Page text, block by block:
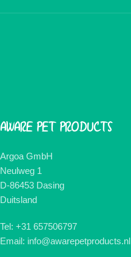
AWARE PET PRODUCTS
Argoa GmbH
Neulweg 1
D-86453 Dasing
Duitsland
Tel: +31 657506797
Email: info@awarepetproducts.nl